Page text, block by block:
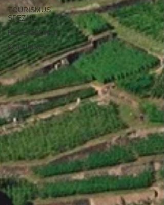
TOURISMUS
SPEZIAL
REZENSIONEN
KOLUMNE